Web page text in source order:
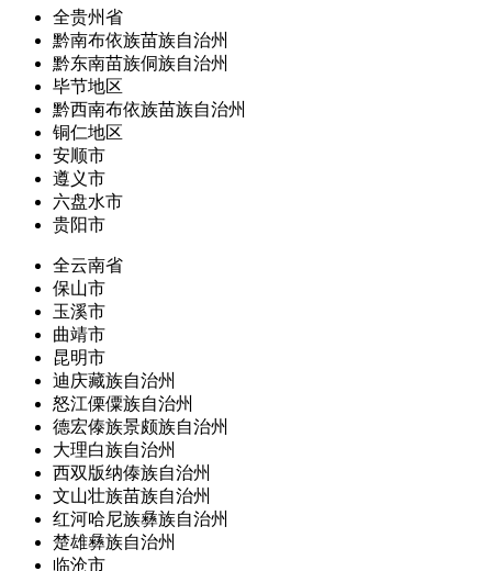
全贵州省
黔南布依族苗族自治州
黔东南苗族侗族自治州
毕节地区
黔西南布依族苗族自治州
铜仁地区
安顺市
遵义市
六盘水市
贵阳市
全云南省
保山市
玉溪市
曲靖市
昆明市
迪庆藏族自治州
怒江傈僳族自治州
德宏傣族景颇族自治州
大理白族自治州
西双版纳傣族自治州
文山壮族苗族自治州
红河哈尼族彝族自治州
楚雄彝族自治州
临沧市